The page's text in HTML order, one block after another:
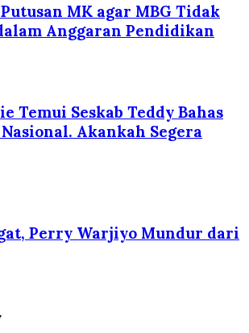
MK agar MBG Tidak
Anggaran Pendidikan
Temui Seskab Teddy Bahas
Akankah Segera
Perry Warjiyo Mundur dari